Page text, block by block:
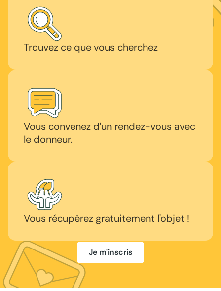
Trouvez ce que vous cherchez
Vous convenez d'un rendez-vous avec
le donneur.
Vous récupérez gratuitement l'objet !
Je m'inscris